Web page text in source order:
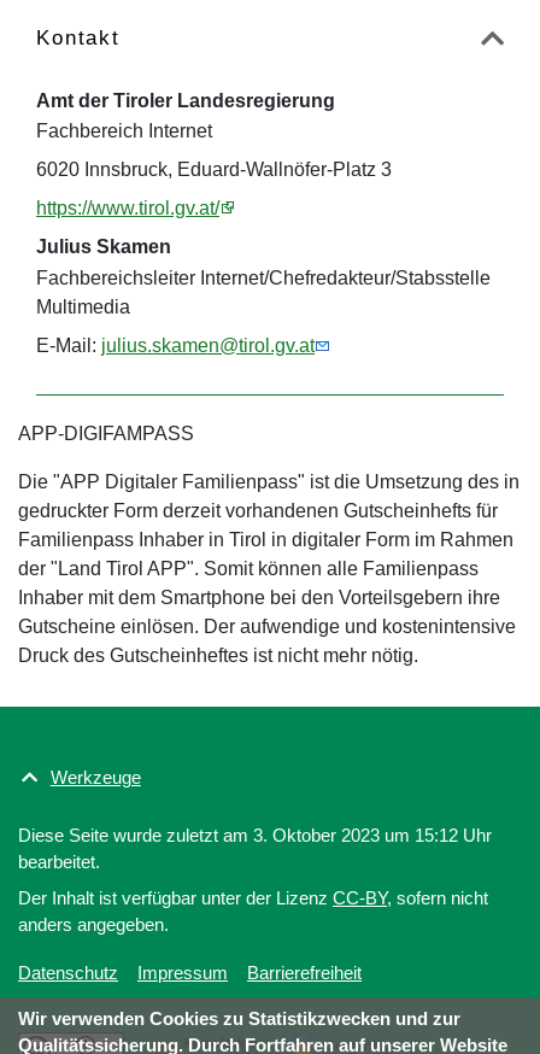
Kontakt
Amt der Tiroler Landesregierung
Fachbereich Internet
6020 Innsbruck, Eduard-Wallnöfer-Platz 3
https://www.tirol.gv.at/
Julius Skamen
Fachbereichsleiter Internet/Chefredakteur/Stabsstelle
Multimedia
E-Mail: julius.skamen@tirol.gv.at
APP-DIGIFAMPASS
Die "APP Digitaler Familienpass" ist die Umsetzung des in
gedruckter Form derzeit vorhandenen Gutscheinhefts für
Familienpass Inhaber in Tirol in digitaler Form im Rahmen
der "Land Tirol APP". Somit können alle Familienpass
Inhaber mit dem Smartphone bei den Vorteilsgebern ihre
Gutscheine einlösen. Der aufwendige und kostenintensive
Druck des Gutscheinheftes ist nicht mehr nötig.
Wir verwenden Cookies zu Statistikzwecken und zur
Qualitätssicherung. Durch Fortfahren auf unserer Website
Werkzeuge
Diese Seite wurde zuletzt am 3. Oktober 2023 um 15:12 Uhr
bearbeitet.
Der Inhalt ist verfügbar unter der Lizenz CC-BY, sofern nicht
anders angegeben.
Datenschutz Impressum Barrierefreiheit